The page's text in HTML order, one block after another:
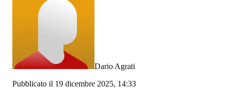
Dario Agrati
Pubblicato il 19 dicembre 2025, 14:33